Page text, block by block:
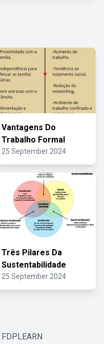
Vantagens Do
Trabalho Formal
25 September 2024
Três Pilares Da
Sustentabilidade
25 September 2024
FDPLEARN